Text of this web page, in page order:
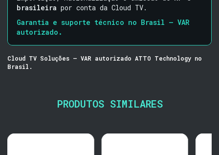
brasileira por conta da Cloud TV.
Garantia e suporte técnico no Brasil — VAR
autorizado.
Cloud TV Soluções — VAR autorizado ATTO Technology no
Brasil.
PRODUTOS SIMILARES